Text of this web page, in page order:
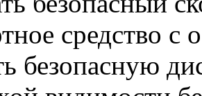
средство
безопасную